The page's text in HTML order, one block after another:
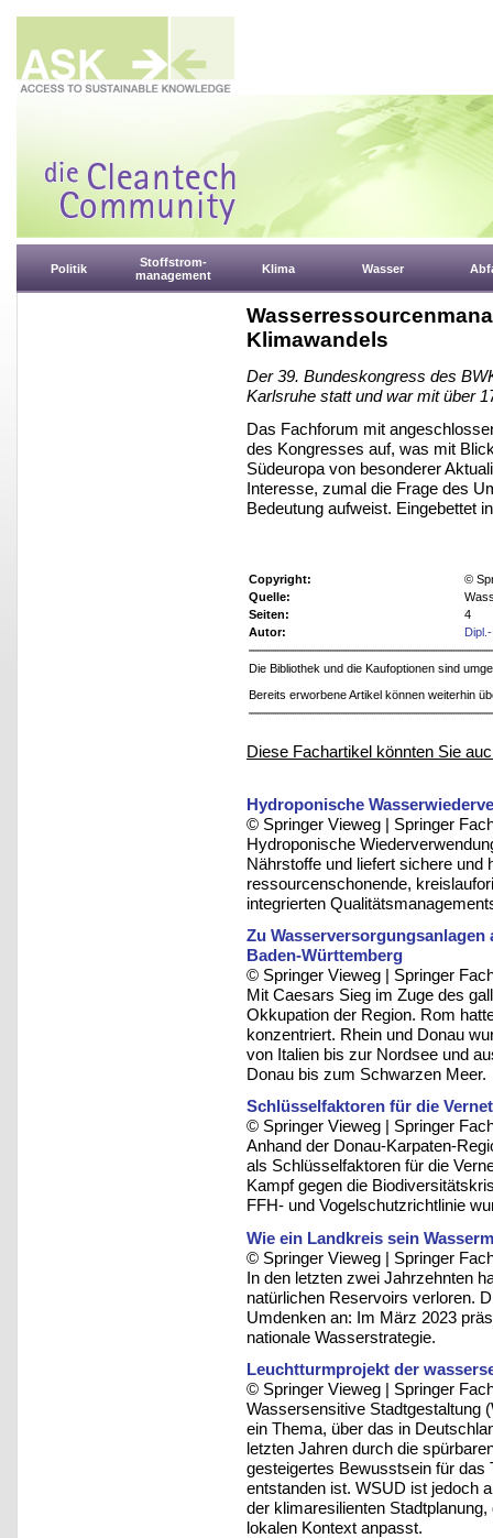
Politik
Stoffstrom-
management
Klima Wasser
Klimawandels
Der 39. Bundeskongress des
Karlsruhe statt und war mit über
Das Fachforum mit
des Kongresses auf, was mit
Südeuropa von besonderer
Interesse, zumal die Frage des
Bedeutung aufweist. Eingebettet
Copyright:
©
Quelle:
Seiten:
4
Autor:
Die Bibliothek und die Kaufoptionen sind
Bereits erworbene Artikel können weiterhin
Diese Fachartikel könnten Sie
Hydroponische
© Springer Vieweg | Springer
Hydroponische
Nährstoffe und liefert sichere und
ressourcenschonende,
integrierten
Zu
Baden-Württemberg
© Springer Vieweg | Springer
Mit Caesars Sieg im Zuge des
Okkupation der Region. Rom
konzentriert. Rhein und Donau
von Italien bis zur Nordsee und
Donau bis zum Schwarzen Meer.
Schlüsselfaktoren für die
© Springer Vieweg | Springer
Anhand der Donau-Karpaten-
als Schlüsselfaktoren für die
Kampf gegen die
FFH- und Vogelschutzrichtlinie
Wie ein Landkreis sein
© Springer Vieweg | Springer
In den letzten zwei Jahrzehnten
natürlichen Reservoirs verloren.
Umdenken an: Im März 2023
nationale Wasserstrategie.
Leuchtturmprojekt der
© Springer Vieweg | Springer
Wassersensitive Stadtgestaltung
ein Thema, über das in
letzten Jahren durch die
gesteigertes Bewusstsein für das
entstanden ist. WSUD ist jedoch
der klimaresilienten
lokalen Kontext anpasst.